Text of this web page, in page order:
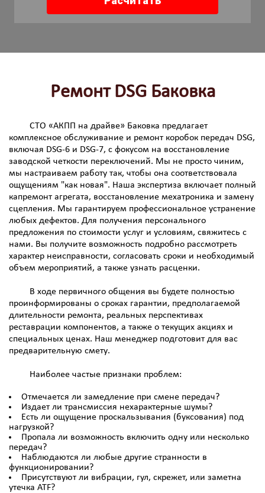
Ремонт DSG Баковка
СТО «АКПП на драйве» Баковка предлагает
комплексное обслуживание и ремонт коробок передач DSG,
включая DSG-6 и DSG-7, с фокусом на восстановление
заводской четкости переключений. Мы не просто чиним,
мы настраиваем работу так, чтобы она соответствовала
ощущениям "как новая". Наша экспертиза включает полный
капремонт агрегата, восстановление мехатроника и замену
сцепления. Мы гарантируем профессиональное устранение
любых дефектов. Для получения персонального
предложения по стоимости услуг и условиям, свяжитесь с
нами. Вы получите возможность подробно рассмотреть
характер неисправности, согласовать сроки и необходимый
объем мероприятий, а также узнать расценки.
В ходе первичного общения вы будете полностью
проинформированы о сроках гарантии, предполагаемой
длительности ремонта, реальных перспективах
реставрации компонентов, а также о текущих акциях и
специальных ценах. Наш менеджер подготовит для вас
предварительную смету.
Наиболее частые признаки проблем:
Отмечается ли замедление при смене передач?
Издает ли трансмиссия нехарактерные шумы?
Есть ли ощущение проскальзывания (буксования) под
нагрузкой?
Пропала ли возможность включить одну или несколько
передач?
Наблюдаются ли любые другие странности в
функционировании?
Присутствуют ли вибрации, гул, скрежет, или заметна
утечка ATF?